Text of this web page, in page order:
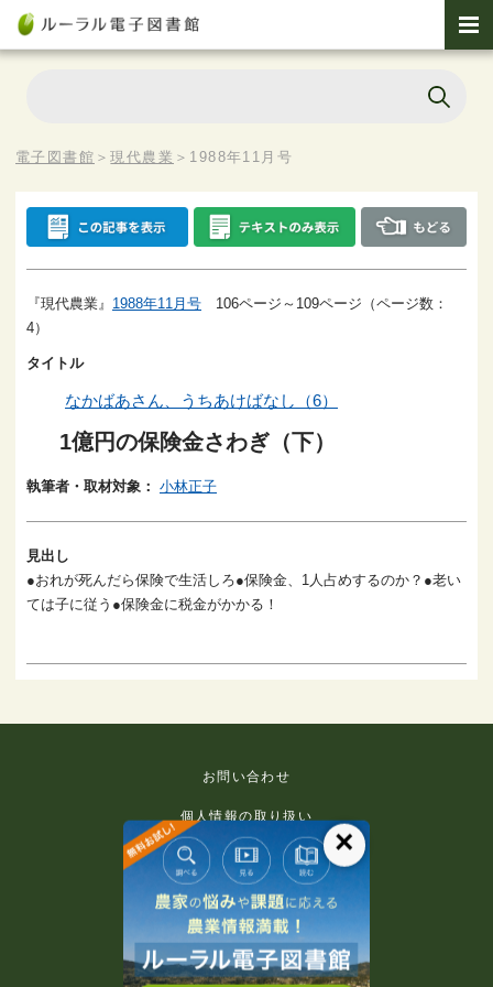
電子図書館 ＞現代農業 ＞ 1988年11月号
『現代農業』 1988年11月号 106ページ～109ページ（ページ数：
4）
タイトル
なかばあさん、うちあけばなし（6）
1億円の保険金さわぎ（下）
執筆者・取材対象： 小林正子
見出し
●おれが死んだら保険で生活しろ●保険金、1人占めするのか？●老い
ては子に従う●保険金に税金がかかる！
お問い合わせ
個人情報の取り扱い
免責事項
利用規約
推奨環境
著作権等について
×